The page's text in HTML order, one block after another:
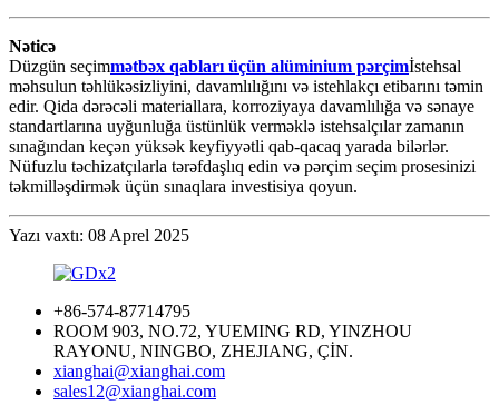
Nəticə
Düzgün seçimmətbəx qabları üçün alüminium pərçimİstehsal
məhsulun təhlükəsizliyini, davamlılığını və istehlakçı etibarını təmin
edir. Qida dərəcəli materiallara, korroziyaya davamlılığa və sənaye
standartlarına uyğunluğa üstünlük verməklə istehsalçılar zamanın
sınağından keçən yüksək keyfiyyətli qab-qacaq yarada bilərlər.
Nüfuzlu təchizatçılarla tərəfdaşlıq edin və pərçim seçim prosesinizi
təkmilləşdirmək üçün sınaqlara investisiya qoyun.
Yazı vaxtı: 08 Aprel 2025
+86-574-87714795
ROOM 903, NO.72, YUEMING RD, YINZHOU
RAYONU, NINGBO, ZHEJIANG, ÇİN.
xianghai@xianghai.com
sales12@xianghai.com